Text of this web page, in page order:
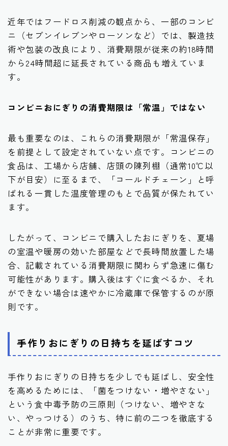
近年ではフードロス削減の観点から、一部のコンビ
ニ（セブンイレブンやローソンなど）では、製造技
術や包装の改良により、消費期限が従来の約18時間
から24時間超に延長されている商品も増えていま
す。
コンビニおにぎりの消費期限は「常温」ではない
最も重要なのは、これらの消費期限が「常温保存」
を前提として設定されていない点です。コンビニの
食品は、工場から店舗、店頭の陳列棚（通常10℃以
下が目安）に至るまで、「コールドチェーン」と呼
ばれる一貫した温度管理のもとで品質が保たれてい
ます。
したがって、コンビニで購入したおにぎりを、夏場
の室温や暖房の効いた部屋などで長時間放置した場
合、記載されている消費期限に関わらず急速に傷む
可能性があります。購入後はすぐに食べるか、それ
ができない場合は速やかに冷蔵庫で保管するのが原
則です。
手作りおにぎりの日持ちを延ばすコツ
手作りおにぎりの日持ちを少しでも延ばし、安全性
を高めるためには、「菌をつけない・増やさない」
という食中毒予防の三原則（つけない、増やさな
い、やっつける）のうち、特に前の二つを徹底する
ことが非常に重要です。